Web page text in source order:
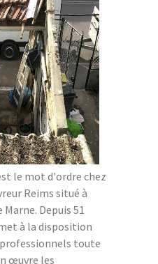
le mot d'ordre chez
Reims situé à
Depuis 51
à la disposition
toute
œuvre les